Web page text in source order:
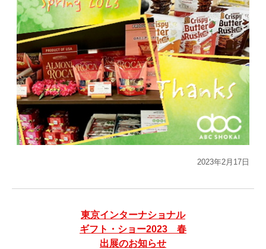
2023年2月17日
東京インターナショナル
ギフト・ショー2023 春
出展のお知らせ